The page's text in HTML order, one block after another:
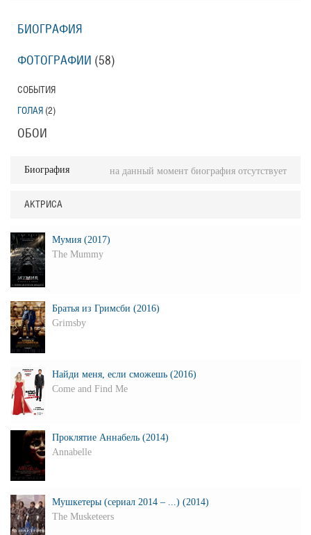
БИОГРАФИЯ
ФОТОГРАФИИ (58)
СОБЫТИЯ
ГОЛАЯ (2)
ОБОИ
Биография на данный момент биография отсутствует
АКТРИСА
Мумия (2017)
The Mummy
Братья из Гримсби (2016)
Grimsby
Найди меня, если сможешь (2016)
Come and Find Me
Проклятие Аннабель (2014)
Annabelle
Мушкетеры (сериал 2014 – ...) (2014)
The Musketeers